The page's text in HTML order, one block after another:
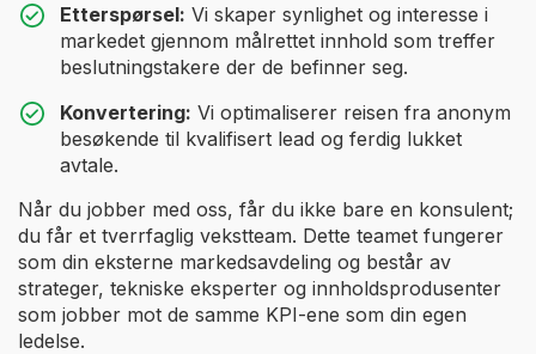
Etterspørsel: Vi skaper synlighet og interesse i
markedet gjennom målrettet innhold som treffer
beslutningstakere der de befinner seg.
Konvertering: Vi optimaliserer reisen fra anonym
besøkende til kvalifisert lead og ferdig lukket
avtale.
Når du jobber med oss, får du ikke bare en konsulent;
du får et tverrfaglig vekstteam. Dette teamet fungerer
som din eksterne markedsavdeling og består av
strateger, tekniske eksperter og innholdsprodusenter
som jobber mot de samme KPI-ene som din egen
ledelse.